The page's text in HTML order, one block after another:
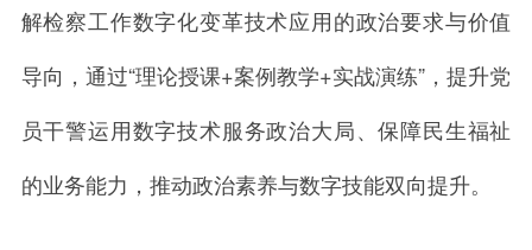
解检察工作数字化变革技术应用的政治要求与价值
导向，通过“理论授课+案例教学+实战演练” ，提升党
员干警运用数字技术服务政治大局、保障民生福祉
的业务能力，推动政治素养与数字技能双向提升。